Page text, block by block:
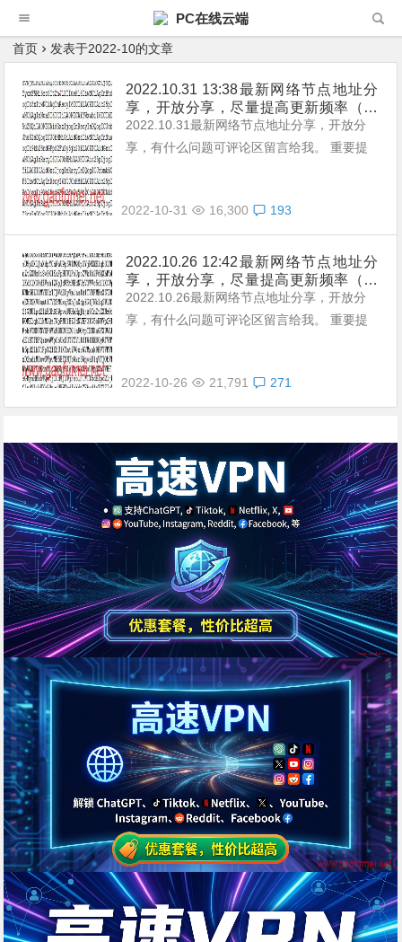
PC在线云端
首页 发表于2022-10的文章
2022.10.31 13:38最新网络节点地址分
享，开放分享，尽量提高更新频率（不
定期更新，累积有新节点加入）。
2022.10.31最新网络节点地址分享，开放分
享，有什么问题可评论区留言给我。 重要提
节点相提并论，不能奢望太多。 常见问题，
统一回复： 第一：注意你自己的网络环境
（本地连接当中的DNS，手动配置一下：4个
114，4个1，4.4.8.8，8.8.8.8或是其它公共
的DNS。） 第二：免费公共的节点，用的人
太多，稳定性...
2022-10-31 16,300 193
2022.10.26 12:42最新网络节点地址分
享，开放分享，尽量提高更新频率（不
定期更新，累积有新节点加入）。
2022.10.26最新网络节点地址分享，开放分
享，有什么问题可评论区留言给我。 重要提
节点相提并论，不能奢望太多。 常见问题，
统一回复： 第一：注意你自己的网络环境
114，4个1，4.4.8.8，8.8.8.8或是其它公共
的DNS。） 第二：免费公共的节点，用的人
太多，稳定性...
2022-10-26 21,791 271